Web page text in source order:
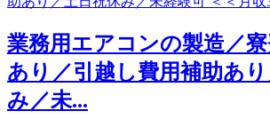
業務用エアコンの製造／
あり／引越し費用補助あ
み／未...